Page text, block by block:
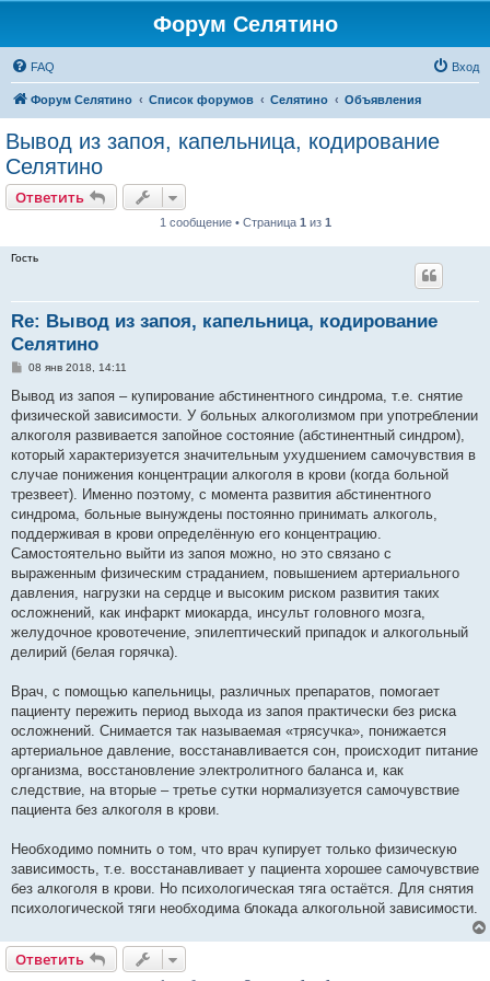
Форум Селятино
FAQ Вход
Форум Селятино Список форумов Селятино Объявления
Вывод из запоя, капельница, кодирование
Селятино
Ответить
1 сообщение • Страница 1 из 1
Гость
Re: Вывод из запоя, капельница, кодирование
Селятино
С
о
щ
е
и
е
08 янв 2018, 14:11
Вывод из запоя – купирование абстинентного синдрома, т.е. снятие
физической зависимости. У больных алкоголизмом при употреблении
алкоголя развивается запойное состояние (абстинентный синдром),
который характеризуется значительным ухудшением самочувствия в
случае понижения концентрации алкоголя в крови (когда больной
трезвеет). Именно поэтому, с момента развития абстинентного
синдрома, больные вынуждены постоянно принимать алкоголь,
поддерживая в крови определённую его концентрацию.
Самостоятельно выйти из запоя можно, но это связано с
выраженным физическим страданием, повышением артериального
давления, нагрузки на сердце и высоким риском развития таких
осложнений, как инфаркт миокарда, инсульт головного мозга,
желудочное кровотечение, эпилептический припадок и алкогольный
делирий (белая горячка).
Врач, с помощью капельницы, различных препаратов, помогает
пациенту пережить период выхода из запоя практически без риска
осложнений. Снимается так называемая «трясучка», понижается
артериальное давление, восстанавливается сон, происходит питание
организма, восстановление электролитного баланса и, как
следствие, на вторые – третье сутки нормализуется самочувствие
пациента без алкоголя в крови.
Необходимо помнить о том, что врач купирует только физическую
зависимость, т.е. восстанавливает у пациента хорошее самочувствие
без алкоголя в крови. Но психологическая тяга остаётся. Для снятия
психологической тяги необходима блокада алкогольной зависимости.
Ответить